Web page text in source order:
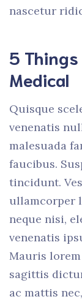
nascetur
5 Things
Medical
Quisque
venenatis
malesuada
faucibus.
tincidunt.
ullamcorper
neque nisi,
venenatis
Mauris lorem
sagittis
ac mattis